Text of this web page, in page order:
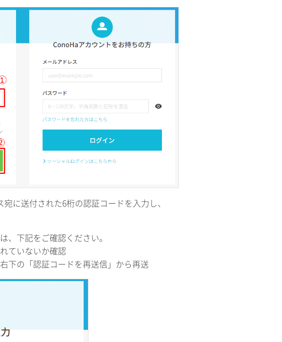
に送付された6桁の認証コードを入力し、
、下記をご確認ください。
ていないか確認
下の「認証コードを再送信」から再送